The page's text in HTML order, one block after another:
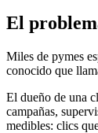
El
Miles de pymes
conocido que
El dueño de una
campañas,
medibles: clics